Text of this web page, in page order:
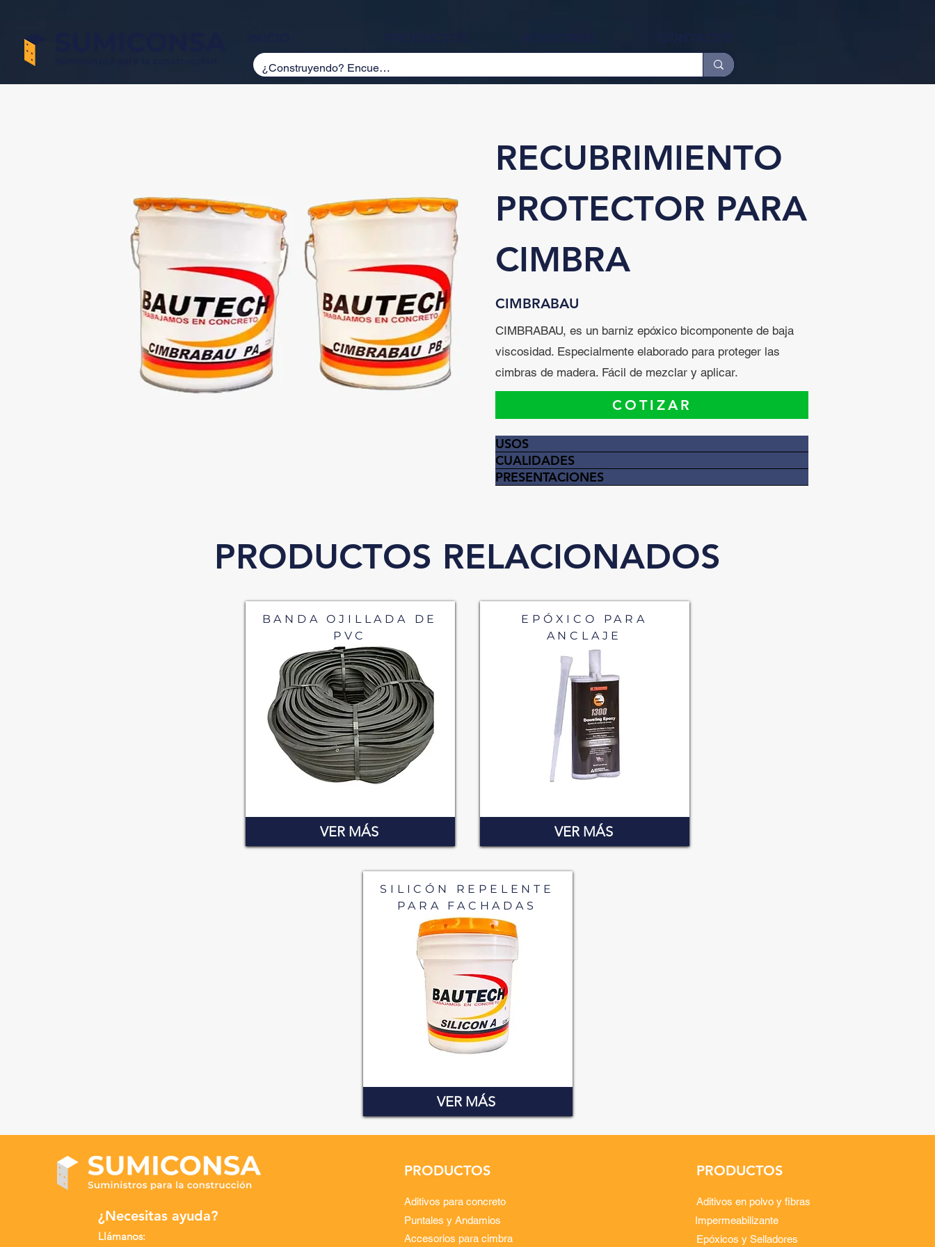
RECUBRIMIENTO
PROTECTOR PARA
CIMBRA
CIMBRABAU
CIMBRABAU, es un barniz epóxico bicomponente de baja
viscosidad. Especialmente elaborado para proteger las
cimbras de madera. Fácil de mezclar y aplicar.
COTIZAR
USOS
CUALIDADES
PRESENTACIONES
PRODUCTOS RELACIONADOS
BANDA OJILLADA DE
PVC
VER MÁS
EPÓXICO PARA
ANCLAJE
VER MÁS
SILICÓN REPELENTE
PARA FACHADAS
VER MÁS
¿Necesitas ayuda?
Llámanos:
PRODUCTOS
Aditivos para concreto
Puntales y Andamios
Accesorios para cimbra
PRODUCTOS
Aditivos en polvo y fibras
Impermeabilizante
Epóxicos y Selladores